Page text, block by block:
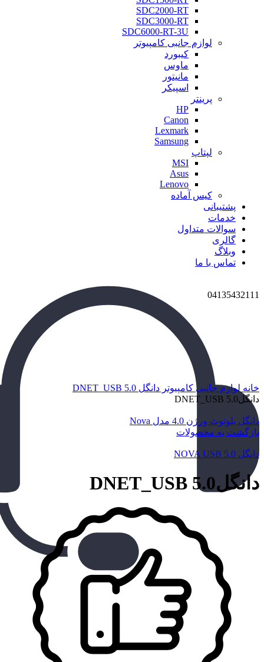
SDC2000-RT
SDC3000-RT
SDC6000-RT-3U
لوازم جانبی کامپیوتر
کیبورد
ماوس
مانیتور
اسپیکر
پرینتر
HP
Canon
Lexmark
Samsung
لپتاپ
MSI
Asus
Lenovo
کیس آماده
پشتیبانی
خدمات
سوالات متداول
گالری
وبلاگ
تماس با ما
04135432111
برای بزرگنمایی کلیک کنید
خانه لوازم جانبی کامپیوتر دانگل DNET_USB 5.0
دانگلDNET_USB 5.0
دانگل بلوتوث ورژن 4.0 مدل Nova
بازگشت به محصولات
دانگل NOVA USB 5.0
دانگلDNET_USB 5.0